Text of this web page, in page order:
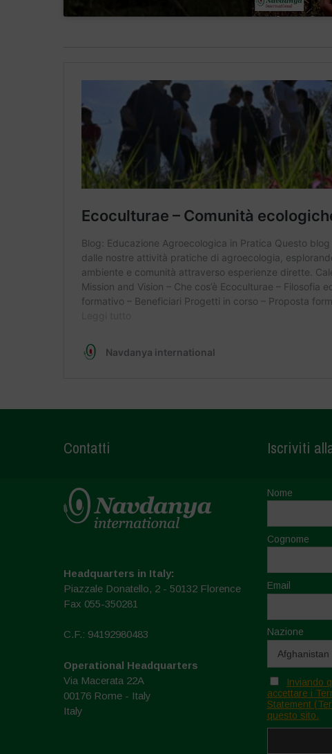
Contatti
Headquarters in Italy:
Piazzale Donatello, 2 - 50132 Florence
Fax 055-350281
C.F.: 94192980483
Operational Headquarters
Via Macerata 22A
00176 Rome - Italy
Italy
Iscriviti
Nome
Cognome
Email
Nazione
Inviando
accettare i
Statement
questo sito.